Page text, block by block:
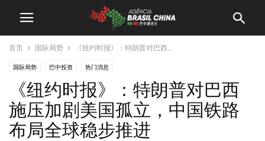
首页 国际局势 《纽约时报》：特朗普对巴西...
国际局势 巴中投资 热门消息
《纽约时报》：特朗普对巴西
施压加剧美国孤立，中国铁路
布局全球稳步推进